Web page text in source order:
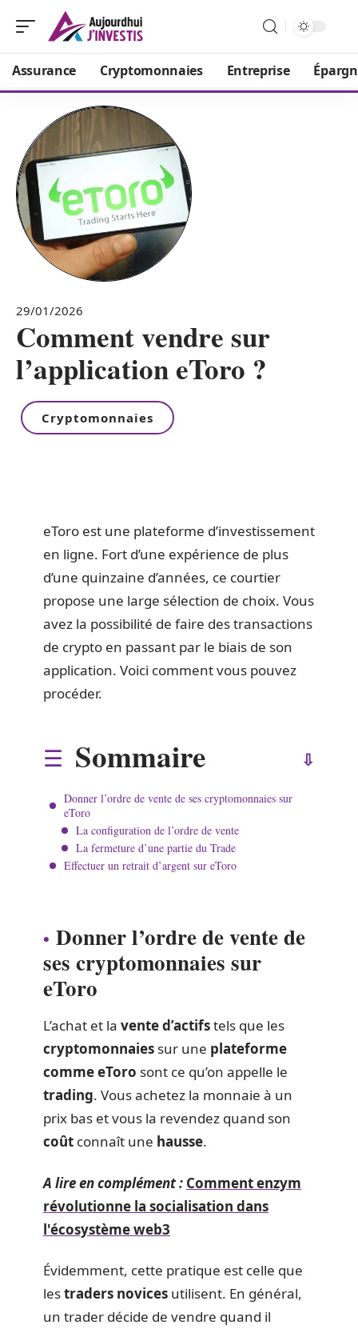
Assurance Cryptomonnaies Entreprise
29/01/2026
Comment vendre sur
l’application eToro ?
Cryptomonnaies
eToro est une plateforme d’investissement
en ligne. Fort d’une expérience de plus
d’une quinzaine d’années, ce courtier
propose une large sélection de choix. Vous
avez la possibilité de faire des transactions
de crypto en passant par le biais de son
application. Voici comment vous pouvez
procéder.
Sommaire
Donner l’ordre de vente de ses cryptomonnaies sur
eToro
La configuration de l’ordre de vente
La fermeture d’une partie du Trade
Effectuer un retrait d’argent sur eToro
Donner l’ordre de vente de
ses cryptomonnaies sur
eToro
L’achat et la vente d’actifstels que les
cryptomonnaies sur une plateforme
comme eToro sont ce qu’on appelle le
trading. Vous achetez la monnaie à un
prix bas et vous la revendez quand son
coût connaît une hausse.
A lire en complément : Comment enzym
révolutionne la socialisation dans
l'écosystème web3
Évidemment, cette pratique est celle que
lestraders novices utilisent. En général,
un trader décide de vendre quand il